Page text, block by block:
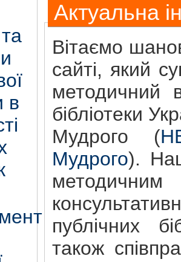
в
Актуальна
Вітаємо
сайті, який
методичний
бібліотеки
Мудрого (
Мудрого).
методичним
публічних
також